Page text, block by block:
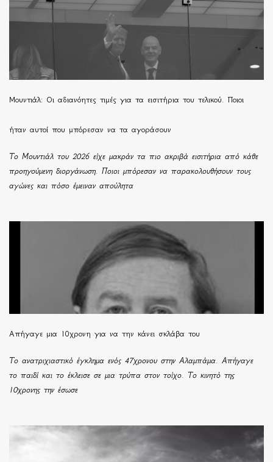
Μουντιάλ: Οι αδιανόητες τιμές για τα εισιτήρια του τελικού. Ποιοι
ήταν αυτοί που μπόρεσαν να τα αγοράσουν
Το Μουντιάλ του 2026 είχε μακράν τα πιο ακριβά εισιτήρια από κάθε
προηγούμενη διοργάνωση. Ποιοι μπόρεσαν να παρακολουθήσουν τους
αγώνες και πόσο έμειναν απούλητα
Απήγαγε μια 10χρονη για να την κάνει σκλάβα του
Το ανατριχιαστικό έγκλημα ενός 47χρονου στην Αλαμπάμα. Απήγαγε
το παιδί και το έκλεισε σε μια τρύπα στον τοίχο. Το κινητό της
10χρονης την έσωσε